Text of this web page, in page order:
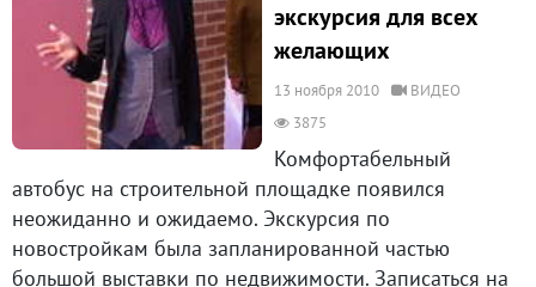
экскурсия для всех
желающих
13 ноября 2010
ВИДЕО
3875
Комфортабельный
автобус на строительной площадке появился
неожиданно и ожидаемо. Экскурсия по
новостройкам была запланированной частью
большой выставки по недвижимости. Записаться на